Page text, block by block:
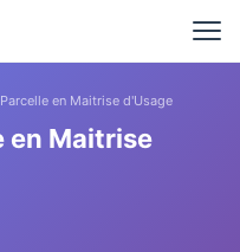
en Maitrise d'Usage
en Maitrise